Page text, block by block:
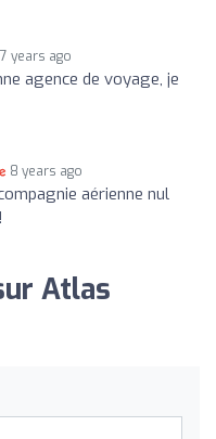
7 years ago
agence de voyage, je
8 years ago
aérienne nul
Atlas